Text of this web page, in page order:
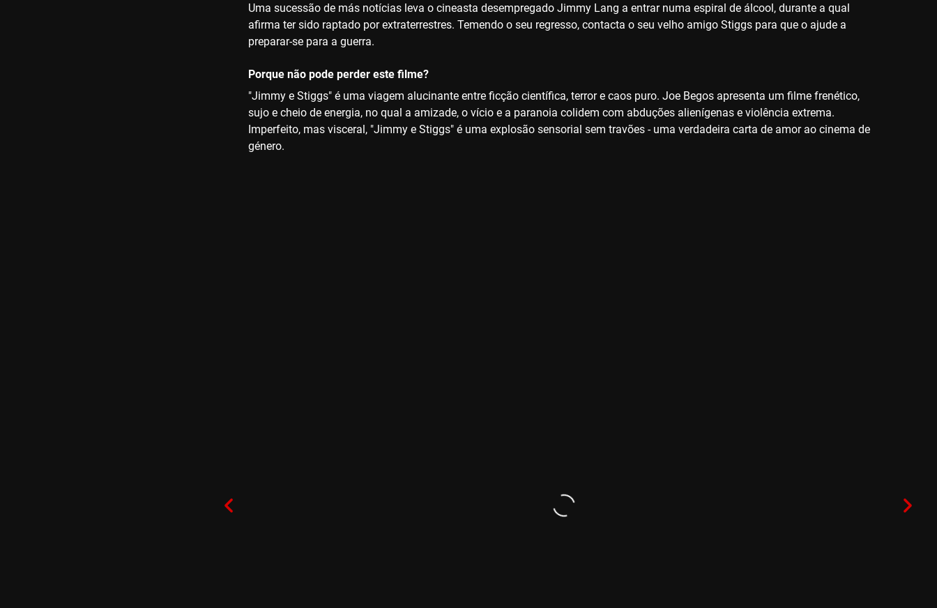
Uma sucessão de más notícias leva o cineasta desempregado Jimmy Lang a entrar numa espiral de álcool, durante a qual
afirma ter sido raptado por extraterrestres. Temendo o seu regresso, contacta o seu velho amigo Stiggs para que o ajude a
preparar-se para a guerra.
Porque não pode perder este filme?
"Jimmy e Stiggs" é uma viagem alucinante entre ficção científica, terror e caos puro. Joe Begos apresenta um filme frenético,
sujo e cheio de energia, no qual a amizade, o vício e a paranoia colidem com abduções alienígenas e violência extrema.
Imperfeito, mas visceral, "Jimmy e Stiggs" é uma explosão sensorial sem travões - uma verdadeira carta de amor ao cinema de
género.